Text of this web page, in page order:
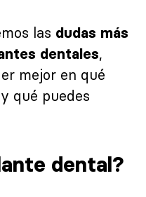
las dudas más
dentales,
mejor en qué
qué puedes
dental?